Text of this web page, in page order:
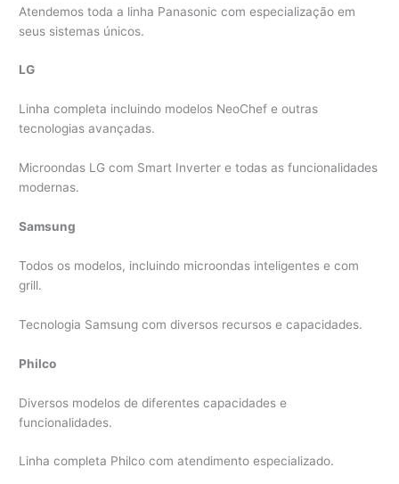
Atendemos toda a linha Panasonic com especialização em
seus sistemas únicos.
LG
Linha completa incluindo modelos NeoChef e outras
tecnologias avançadas.
Microondas LG com Smart Inverter e todas as funcionalidades
modernas.
Samsung
Todos os modelos, incluindo microondas inteligentes e com
grill.
Tecnologia Samsung com diversos recursos e capacidades.
Philco
Diversos modelos de diferentes capacidades e
funcionalidades.
Linha completa Philco com atendimento especializado.